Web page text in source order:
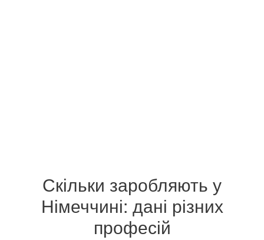
Скільки заробляють у
Німеччині: дані різних
професій